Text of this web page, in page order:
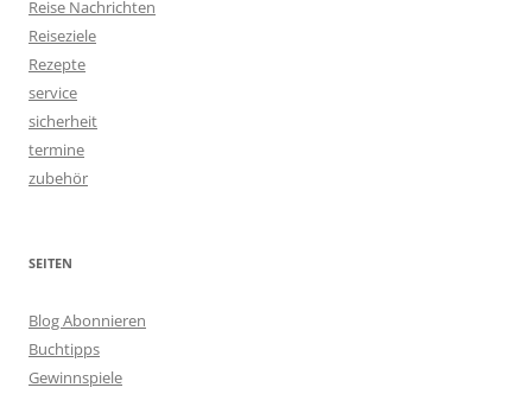
Reise Nachrichten
Reiseziele
Rezepte
service
sicherheit
termine
zubehör
SEITEN
Blog Abonnieren
Buchtipps
Gewinnspiele